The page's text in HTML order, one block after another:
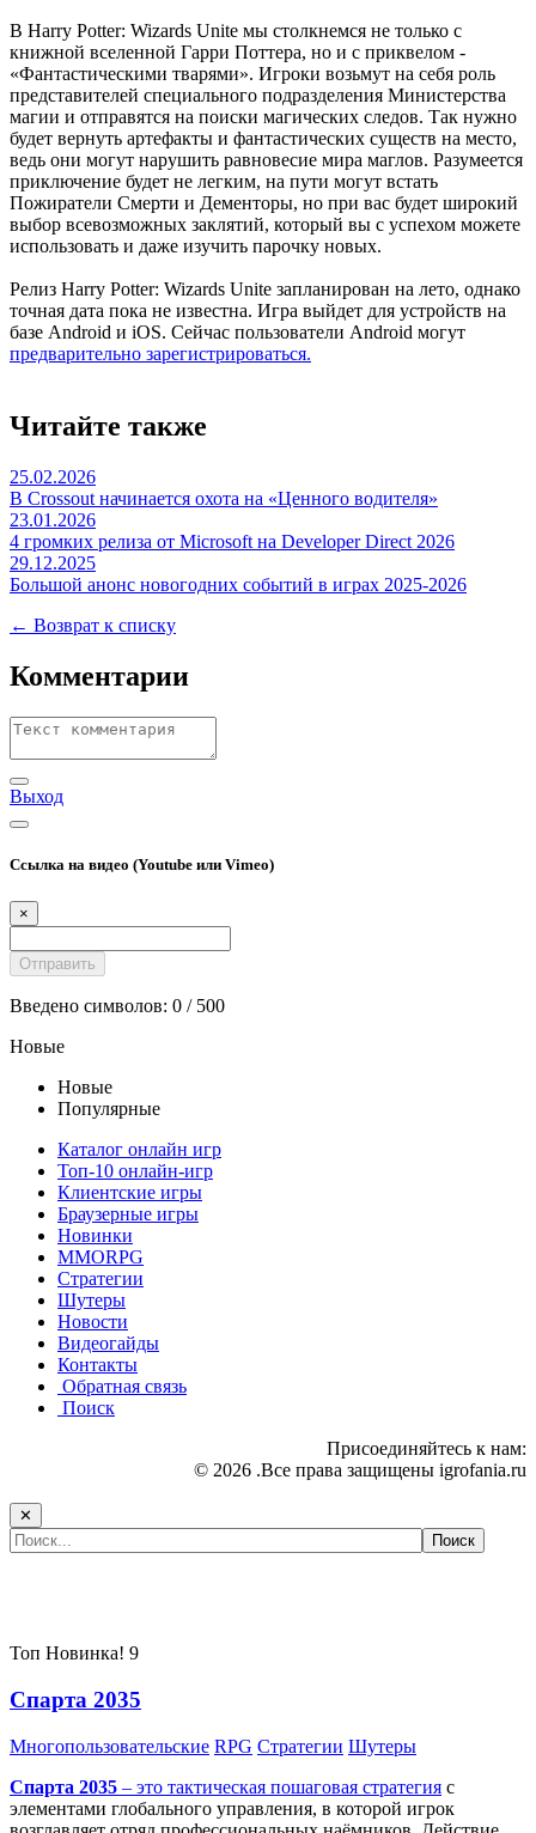
В Harry Potter: Wizards Unite мы столкнемся не только с
книжной вселенной Гарри Поттера, но и с приквелом -
«Фантастическими тварями». Игроки возьмут на себя роль
представителей специального подразделения Министерства
магии и отправятся на поиски магических следов. Так нужно
будет вернуть артефакты и фантастических существ на место,
ведь они могут нарушить равновесие мира маглов. Разумеется
приключение будет не легким, на пути могут встать
Пожиратели Смерти и Дементоры, но при вас будет широкий
выбор всевозможных заклятий, который вы с успехом можете
использовать и даже изучить парочку новых.
Релиз Harry Potter: Wizards Unite запланирован на лето, однако
точная дата пока не известна. Игра выйдет для устройств на
базе Android и iOS. Сейчас пользователи Android могут
предварительно зарегистрироваться.
Читайте также
25.02.2026
В Crossout начинается охота на «Ценного водителя»
23.01.2026
4 громких релиза от Microsoft на Developer Direct 2026
29.12.2025
Большой анонс новогодних событий в играх 2025-2026
← Возврат к списку
Комментарии
Выход
Ссылка на видео (Youtube или Vimeo)
×
Введено символов: 0 / 500
Новые
Новые
Популярные
Каталог онлайн игр
Топ-10 онлайн-игр
Клиентские игры
Браузерные игры
Новинки
MMORPG
Стратегии
Шутеры
Новости
Видеогайды
Контакты
Обратная связь
Поиск
Присоединяйтесь к нам:
© 2026 .Все права защищены igrofania.ru
✕
Топ Новинка! 9
Спарта 2035
Многопользовательские RPG Стратегии Шутеры
Спарта 2035 – это тактическая пошаговая стратегия с
элементами глобального управления, в которой игрок